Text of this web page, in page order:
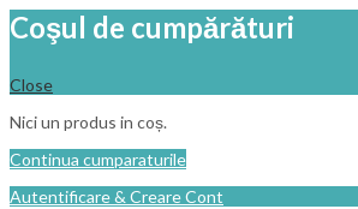
Coşul de cumpărături
Close
Nici un produs in coș.
Continua cumparaturile
Autentificare & Creare Cont